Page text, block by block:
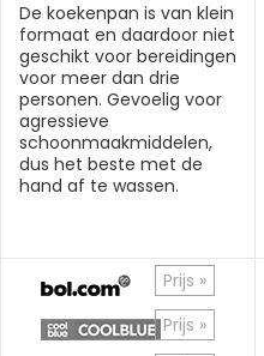
De koekenpan is van klein
formaat en daardoor niet
geschikt voor bereidingen
voor meer dan drie
personen. Gevoelig voor
agressieve
schoonmaakmiddelen,
dus het beste met de
hand af te wassen.
Prijs »
Prijs »